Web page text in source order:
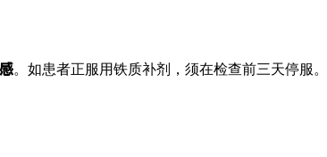
。如患者正服用铁质补剂，须在检查前三天停服